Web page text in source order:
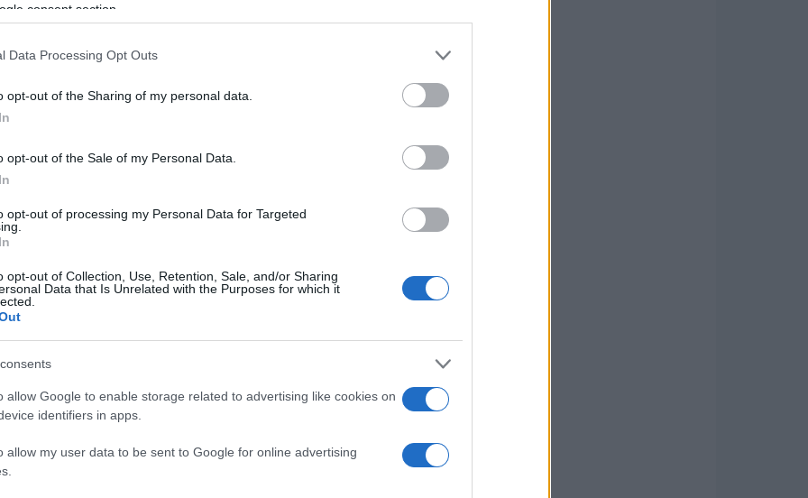
consent section.
Data Processing Opt Outs
opt-out of the Sharing of my personal data.
opt-out of the Sale of my Personal Data.
opt-out of processing my Personal Data for Targeted
opt-out of Collection, Use, Retention, Sale, and/or Sharing
Data that Is Unrelated with the Purposes for which it
allow Google to enable storage related to advertising like cookies on
identifiers in apps.
allow my user data to be sent to Google for online advertising
estesa su
e approfondimenti tematici. In questo
serate e gli strumenti pratici per
e finestre di diretta con la
a partire dallo State of Play
e annunci, incluso il segmento atteso su